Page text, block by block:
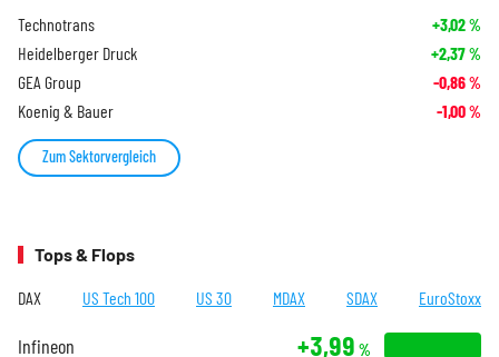
Technotrans +3,02%
Heidelberger Druck +2,37%
GEA Group -0,86%
Koenig & Bauer -1,00%
Zum Sektorvergleich
Tops & Flops
DAX US Tech 100 US 30 MDAX SDAX EuroStoxx
Infineon +3,99 %